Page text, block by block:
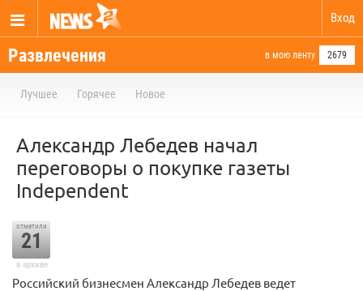
Вход
Развлечения в мою ленту 2679
Лучшее Горячее Новое
Александр Лебедев начал
переговоры о покупке газеты
Independent
отметили
21
в архиве
Российский бизнесмен Александр Лебедев ведет